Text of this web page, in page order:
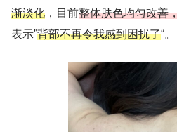
渐淡化 ，目前整体肤色均匀改善
表示”背部不再令我感到困扰了“。